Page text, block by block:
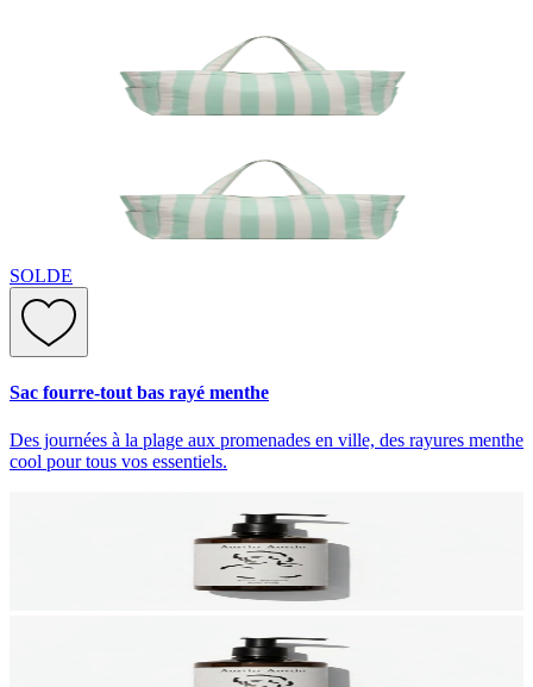
SOLDE
Sac fourre-tout bas rayé menthe
Des journées à la plage aux promenades en ville, des rayures menthe
cool pour tous vos essentiels.